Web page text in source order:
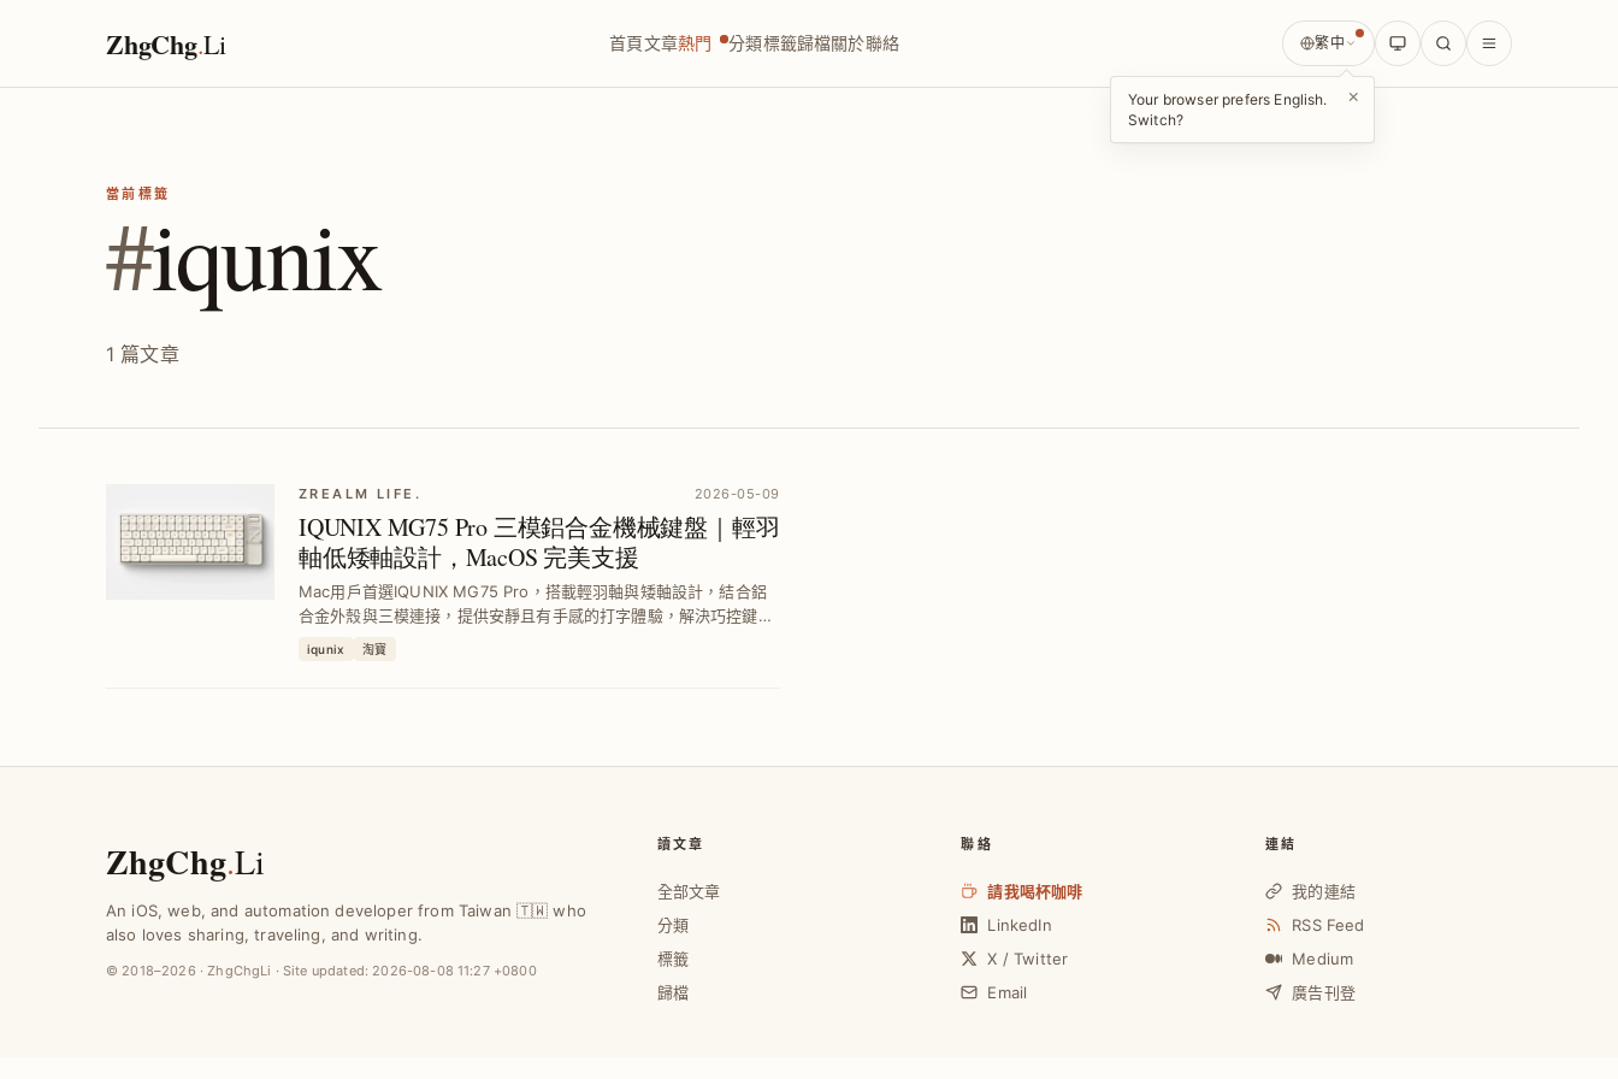
ZhgChg.Li 首頁文章熱門 分類標籤歸檔關於聯絡 繁中
Your browser prefers English.
Switch?
×
當前標籤
#iqunix
1 篇文章
ZREALM LIFE. 2026-05-09
IQUNIX MG75 Pro 三模鋁合金機械鍵盤｜輕羽
軸低矮軸設計，MacOS 完美支援
Mac用戶首選IQUNIX MG75 Pro，搭載輕羽軸與矮軸設計，結合鋁
合金外殼與三模連接，提供安靜且有手感的打字體驗，解決巧控鍵盤
手感不足問題，輕鬆提升工作效率與舒適度。
iqunix 淘寶
ZhgChg.Li
An iOS, web, and automation developer from Taiwan 🇹🇼 who
also loves sharing, traveling, and writing.
© 2018–2026 · ZhgChgLi · Site updated: 2026-08-08 11:27 +0800
讀文章
全部文章
分類
標籤
歸檔
聯絡
請我喝杯咖啡
LinkedIn
X / Twitter
Email
連結
我的連結
RSS Feed
Medium
廣告刊登